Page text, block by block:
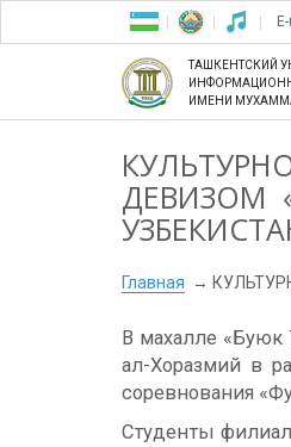
ТАШКЕНТСКИЙ
ИМЕНИ
ДЕВИЗОМ
Главная
В махалле
ал-Хоразмий в
соревнования
Студенты